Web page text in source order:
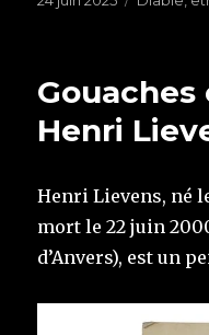
Henri
Henri Lievens, né
mort le 22 juin
d’Anvers), est un